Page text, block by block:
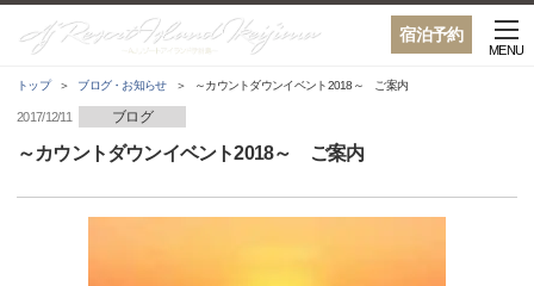
宿泊予約
MENU
トップ ブログ・お知らせ ～カウントダウンイベント2018～ ご案内
2017/12/11 ブログ
～カウントダウンイベント2018～ ご案内